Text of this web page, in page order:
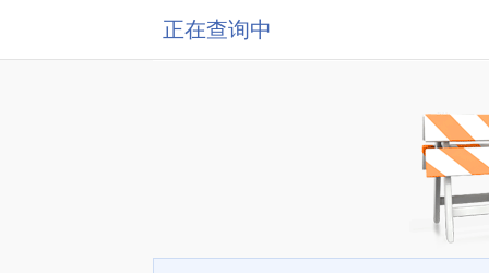
正在查询中